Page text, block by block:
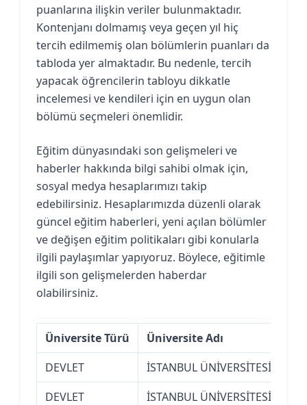
puanlarına ilişkin veriler bulunmaktadır.
Kontenjanı dolmamış veya geçen yıl hiç
tercih edilmemiş olan bölümlerin puanları da
tabloda yer almaktadır. Bu nedenle, tercih
yapacak öğrencilerin tabloyu dikkatle
incelemesi ve kendileri için en uygun olan
bölümü seçmeleri önemlidir.
Eğitim dünyasındaki son gelişmeleri ve
haberler hakkında bilgi sahibi olmak için,
sosyal medya hesaplarımızı takip
edebilirsiniz. Hesaplarımızda düzenli olarak
güncel eğitim haberleri, yeni açılan bölümler
ve değişen eğitim politikaları gibi konularla
ilgili paylaşımlar yapıyoruz. Böylece, eğitimle
ilgili son gelişmelerden haberdar
olabilirsiniz.
Üniversite Türü Üniversite Adı
DEVLET
İSTANBUL ÜNİVERSİTESİ
DEVLET
İSTANBUL ÜNİVERSİTESİ